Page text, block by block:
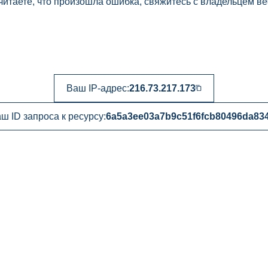
Ваш IP-адрес:216.73.217.173
ID запроса к ресурсу: